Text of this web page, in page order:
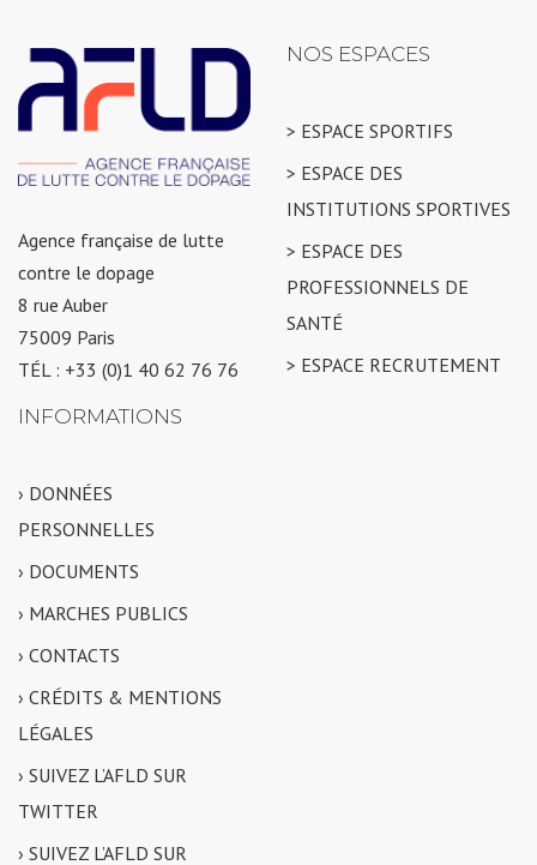
Agence française de lutte
contre le dopage
8 rue Auber
75009 Paris
TÉL : +33 (0)1 40 62 76 76
NOS ESPACES
> ESPACE SPORTIFS
> ESPACE DES
INSTITUTIONS SPORTIVES
> ESPACE DES
PROFESSIONNELS DE
SANTÉ
> ESPACE RECRUTEMENT
INFORMATIONS
› DONNÉES
PERSONNELLES
› DOCUMENTS
› MARCHES PUBLICS
› CONTACTS
› CRÉDITS & MENTIONS
LÉGALES
› SUIVEZ L’AFLD SUR
TWITTER
› SUIVEZ L’AFLD SUR